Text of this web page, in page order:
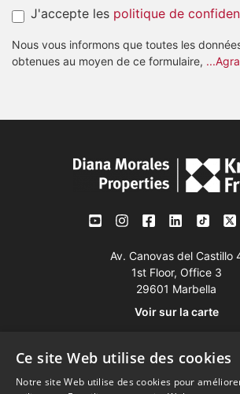
J'accepte les politique de
Nous vous informons que toutes les
obtenues au moyen de ce formulaire,
Av. Canovas del Castillo
1st Floor, Office 3
29601 Marbella
Voir sur la carte
Tél:+34 952 765 138
Mob:+34 601 636 766
Ce site Web utilise des cookies
Notre site Web utilise des cookies pour